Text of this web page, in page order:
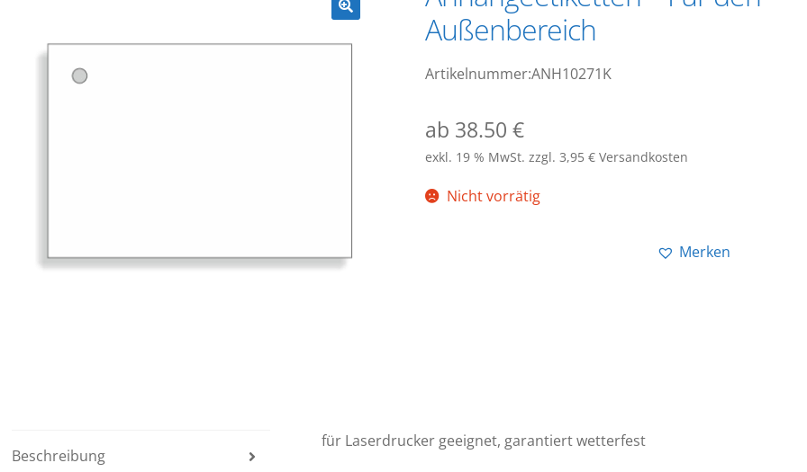
Außenbereich
Artikelnummer:ANH10271K
ab 38.50 €
exkl. 19 % MwSt. zzgl. 3,95 € Versandkosten
Nicht vorrätig
Merken
Beschreibung
für Laserdrucker geeignet, garantiert wetterfest